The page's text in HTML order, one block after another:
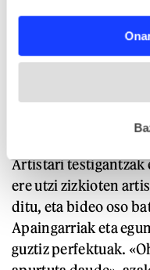
and set your
fitxategiak erabiltzen
esplizitua ematen
Istorioak
Artistari testigantzak
ere utzi zizkioten
ditu, eta bideo oso
Apaingarriak eta
guztiz perfektuak.